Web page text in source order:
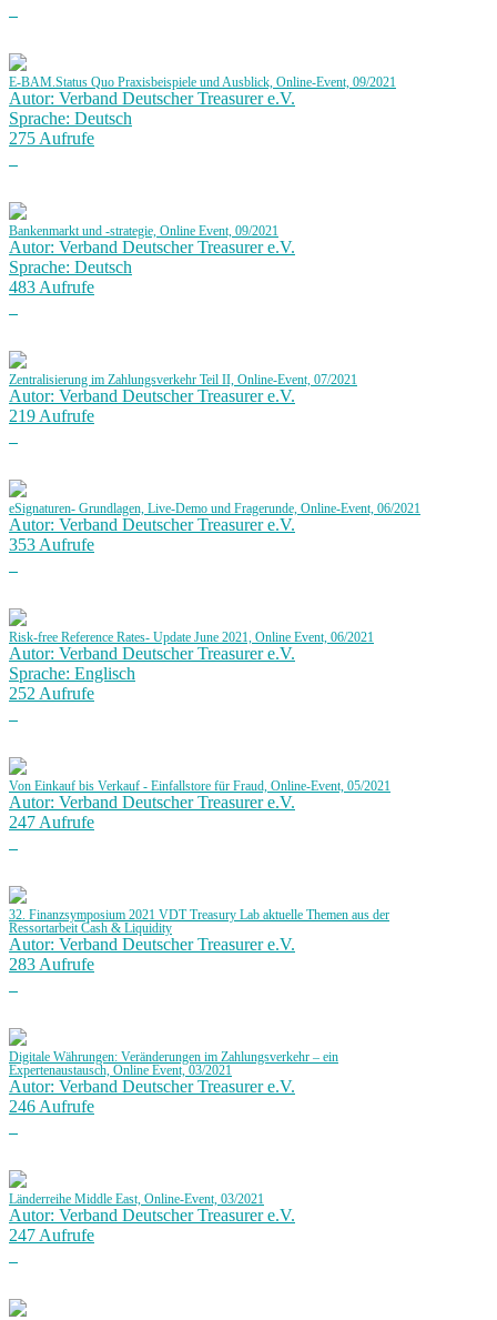
E-BAM.Status Quo Praxisbeispiele und Ausblick, Online-Event, 09/2021
Autor: Verband Deutscher Treasurer e.V.
Sprache: Deutsch
275 Aufrufe
Bankenmarkt und -strategie, Online Event, 09/2021
Autor: Verband Deutscher Treasurer e.V.
Sprache: Deutsch
483 Aufrufe
Zentralisierung im Zahlungsverkehr Teil II, Online-Event, 07/2021
Autor: Verband Deutscher Treasurer e.V.
219 Aufrufe
eSignaturen- Grundlagen, Live-Demo und Fragerunde, Online-Event, 06/2021
Autor: Verband Deutscher Treasurer e.V.
353 Aufrufe
Risk-free Reference Rates- Update June 2021, Online Event, 06/2021
Autor: Verband Deutscher Treasurer e.V.
Sprache: Englisch
252 Aufrufe
Von Einkauf bis Verkauf - Einfallstore für Fraud, Online-Event, 05/2021
Autor: Verband Deutscher Treasurer e.V.
247 Aufrufe
32. Finanzsymposium 2021 VDT Treasury Lab aktuelle Themen aus der
Ressortarbeit Cash & Liquidity
Autor: Verband Deutscher Treasurer e.V.
283 Aufrufe
Digitale Währungen: Veränderungen im Zahlungsverkehr – ein
Expertenaustausch, Online Event, 03/2021
Autor: Verband Deutscher Treasurer e.V.
246 Aufrufe
Länderreihe Middle East, Online-Event, 03/2021
Autor: Verband Deutscher Treasurer e.V.
247 Aufrufe